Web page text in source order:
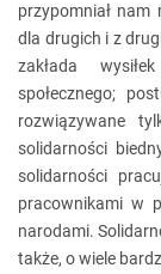
przypomniał nam
dla drugich i z
zakłada
społecznego;
rozwiązywane
solidarności
solidarności
pracownikami w
narodami.
także, o wiele